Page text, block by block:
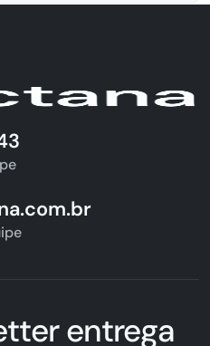
entrega